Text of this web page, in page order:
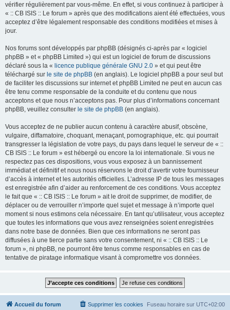
vérifier régulièrement par vous-même. En effet, si vous continuez à participer à
« :: CB ISIS :: Le forum » après que des modifications aient été effectuées, vous
acceptez d’être légalement responsable des conditions modifiées et mises à
jour.
Nos forums sont développés par phpBB (désignés ci-après par « logiciel
phpBB » et « phpBB Limited ») qui est un logiciel de forum de discussions
déclaré sous la « licence publique générale GNU 2.0 » et qui peut être
téléchargé sur le site de phpBB (en anglais). Le logiciel phpBB a pour seul but
de faciliter les discussions sur internet et phpBB Limited ne peut en aucun cas
être tenu comme responsable de la conduite et du contenu que nous
acceptons et que nous n’acceptons pas. Pour plus d’informations concernant
phpBB, veuillez consulter le site de phpBB (en anglais).
Vous acceptez de ne publier aucun contenu à caractère abusif, obscène,
vulgaire, diffamatoire, choquant, menaçant, pornographique, etc. qui pourrait
transgresser la législation de votre pays, du pays dans lequel le serveur de « ::
CB ISIS :: Le forum » est hébergé ou encore la loi internationale. Si vous ne
respectez pas ces dispositions, vous vous exposez à un bannissement
immédiat et définitif et nous nous réservons le droit d’avertir votre fournisseur
d’accès à internet et les autorités officielles. L’adresse IP de tous les messages
est enregistrée afin d’aider au renforcement de ces conditions. Vous acceptez
le fait que « :: CB ISIS :: Le forum » ait le droit de supprimer, de modifier, de
déplacer ou de verrouiller n’importe quel sujet et message à n’importe quel
moment si nous estimons cela nécessaire. En tant qu’utilisateur, vous acceptez
que toutes les informations que vous avez renseignées soient enregistrées
dans notre base de données. Bien que ces informations ne seront pas
diffusées à une tierce partie sans votre consentement, ni « :: CB ISIS :: Le
forum », ni phpBB, ne pourront être tenus comme responsables en cas de
tentative de piratage informatique visant à compromettre vos données.
Accueil du forum Fuseau horaire sur UTC+02:00
Supprimer les cookies